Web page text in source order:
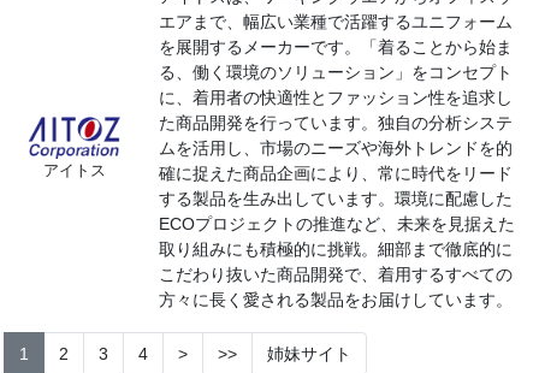
アイトス
エアまで、幅広い業種で活躍するユニフォーム
を展開するメーカーです。「着ることから始ま
る、働く環境のソリューション」をコンセプト
に、着用者の快適性とファッション性を追求し
た商品開発を行っています。独自の分析システ
ムを活用し、市場のニーズや海外トレンドを的
確に捉えた商品企画により、常に時代をリード
する製品を生み出しています。環境に配慮した
ECOプロジェクトの推進など、未来を見据えた
取り組みにも積極的に挑戦。細部まで徹底的に
こだわり抜いた商品開発で、着用するすべての
方々に長く愛される製品をお届けしています。
1 2 3 4 > >> 姉妹サイト